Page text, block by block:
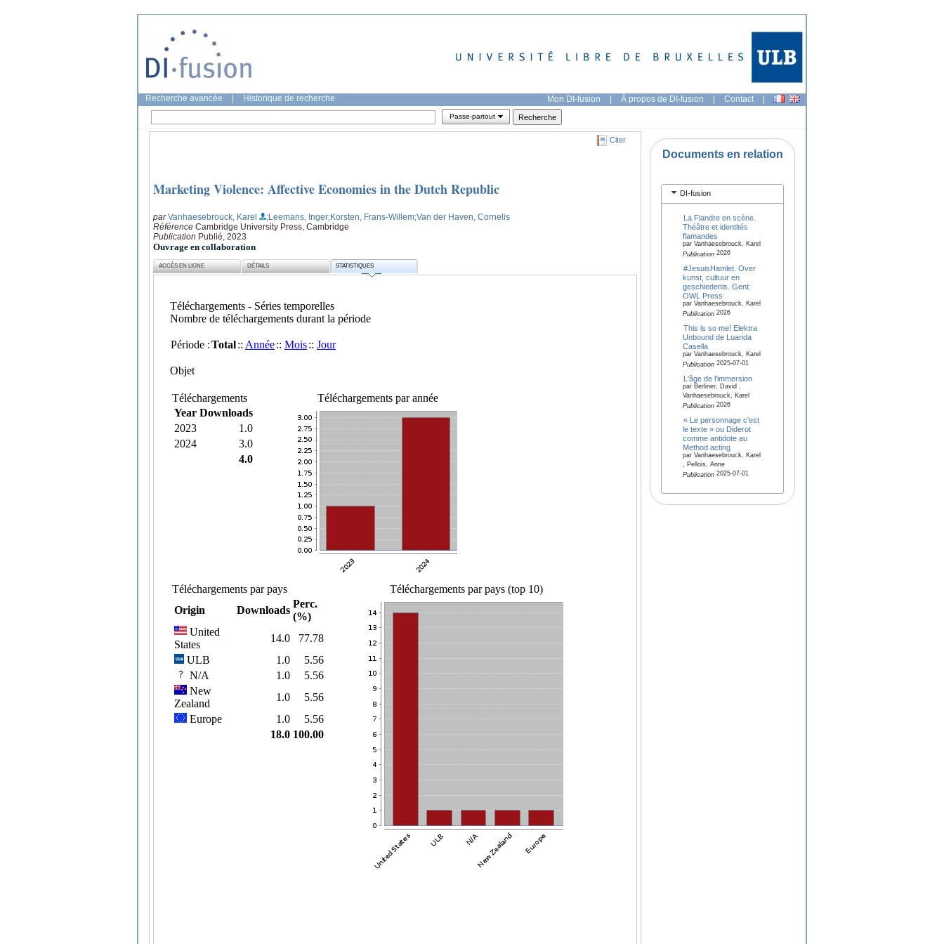
Recherche avancée Historique de recherche Mon DI-fusion | À propos de DI-fusion | Contact |
Passe-partout
Citer
Marketing Violence: Affective Economies in the Dutch Republic
parVanhaesebrouck, Karel ;Leemans, Inger;Korsten, Frans-Willem;Van der Haven, Cornelis
Référence Cambridge University Press, Cambridge
Publication Publié, 2023
Ouvrage en collaboration
ACCÈS EN LIGNE DÉTAILS STATISTIQUES
Documents en relation
DI-fusion
La Flandre en scène.
Théâtre et identités
flamandes
par Vanhaesebrouck, Karel
Publication2026
#JesuisHamlet. Over
kunst, cultuur en
geschiedenis. Gent:
OWL Press
par Vanhaesebrouck, Karel
Publication2026
This is so me! Elektra
Unbound de Luanda
Casella
par Vanhaesebrouck, Karel
Publication2025-07-01
L'âge de l'immersion
par Berliner, David ,
Vanhaesebrouck, Karel
Publication2026
« Le personnage c’est
le texte » ou Diderot
comme antidote au
Method acting
par Vanhaesebrouck, Karel
, Pellois, Anne
Publication2025-07-01